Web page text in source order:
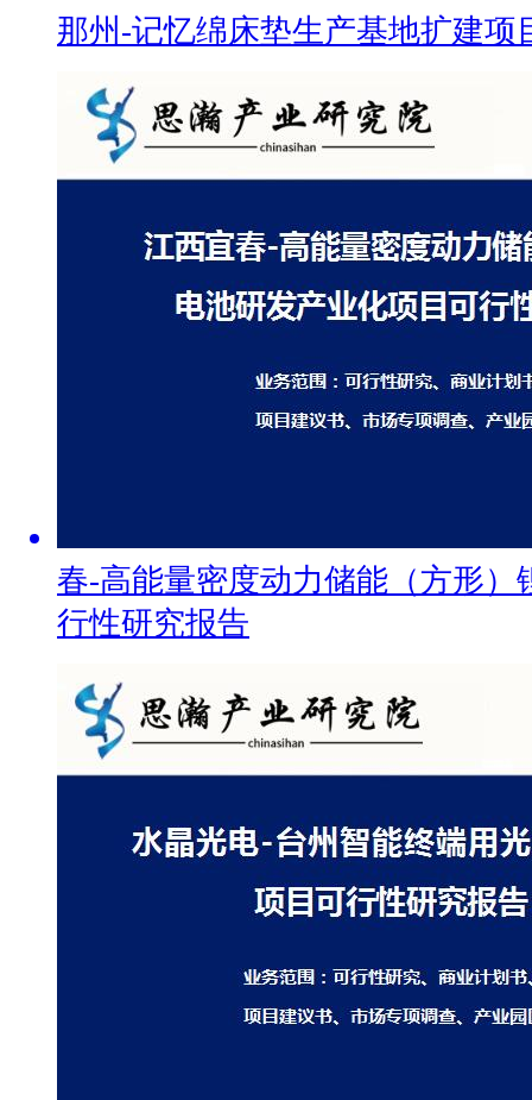
那州-记忆绵床垫生产基地扩建项
春-高能量密度动力储能（方形）
行性研究报告